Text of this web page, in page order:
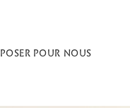
POSER POUR NOUS